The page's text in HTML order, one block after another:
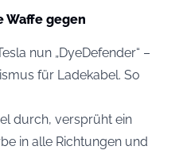
Waffe gegen
nun „DyeDefender“ –
für Ladekabel. So
durch, versprüht ein
in alle Richtungen und